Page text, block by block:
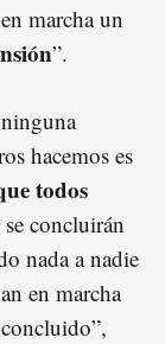
marcha un
”.
hacemos es
todos
concluirán
nada a nadie
en marcha